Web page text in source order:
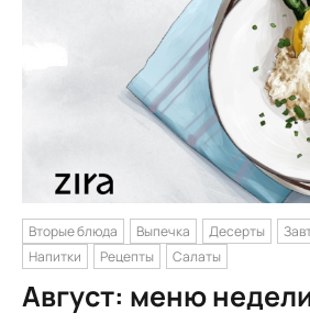
Вторые блюда Выпечка Десерты
Напитки
Рецепты Салаты
Август: меню